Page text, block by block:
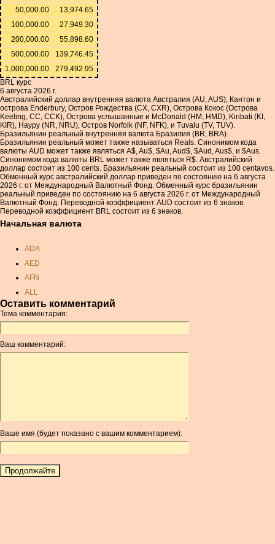
50,000.00
13,974.65
100,000.00
27,949.30
200,000.00
55,898.60
500,000.00
139,746.45
1,000,000.00
279,492.95
BRL курс
6 августа 2026 г.
Австралийский доллар внутренняя валюта Австралия (AU, AUS), Кантон и
острова Enderbury, Остров Рождества (CX, CXR), Острова Кокос (Острова
Keeling, CC, CCK), Острова услышанные и McDonald (HM, HMD), Kiribati (KI,
KIR), Науру (NR, NRU), Остров Norfolk (NF, NFK), и Tuvalu (TV, TUV).
Бразильянин реальный внутренняя валюта Бразилия (BR, BRA).
Бразильянин реальный может также называться Reals. Синонимом кода
валюты AUD может также являться A$, Au$, $Au, Aud$, $Aud, Aus$, и $Aus.
Синонимом кода валюты BRL может также являться R$. Австралийский
доллар состоит из 100 cents. Бразильянин реальный состоит из 100 centavos.
Обменный курс австралийский доллар приведен по состоянию на 6 августа
2026 г. от Международный Валютный Фонд. Обменный курс бразильянин
реальный приведен по состоянию на 6 августа 2026 г. от Международный
Валютный Фонд. Переводной коэффициент AUD состоит из 6 знаков.
Переводной коэффициент BRL состоит из 6 знаков.
Начальная валюта
ADA
AED
AFN
ALL
AMD
ANC
ANG
AOA
AUR
AWG
BAM
Оставить комментарий
Тема комментария:
Ваш комментарий:
Ваше имя (будет показано с вашим комментарием):